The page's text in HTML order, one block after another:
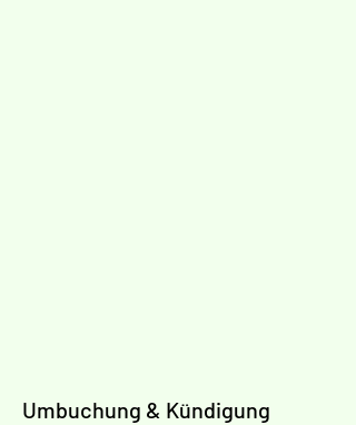
Umbuchung & Kündigung